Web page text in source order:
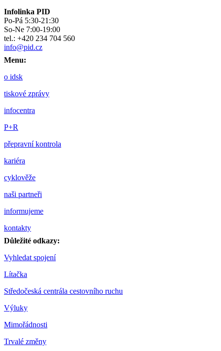
Infolinka PID
Po-Pá 5:30-21:30
So-Ne 7:00-19:00
tel.: +420 234 704 560
info@pid.cz
Menu:
o idsk
tiskové zprávy
infocentra
P+R
přepravní kontrola
kariéra
cyklověže
naši partneři
informujeme
kontakty
Důležité odkazy:
Vyhledat spojení
Lítačka
Středočeská centrála cestovního ruchu
Výluky
Mimořádnosti
Trvalé změny